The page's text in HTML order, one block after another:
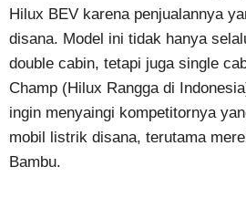
Hilux BEV karena penjualannya
disana. Model ini tidak hanya
double cabin, tetapi juga single
Champ (Hilux Rangga di
ingin menyaingi kompetitornya
mobil listrik disana, terutama
Bambu.